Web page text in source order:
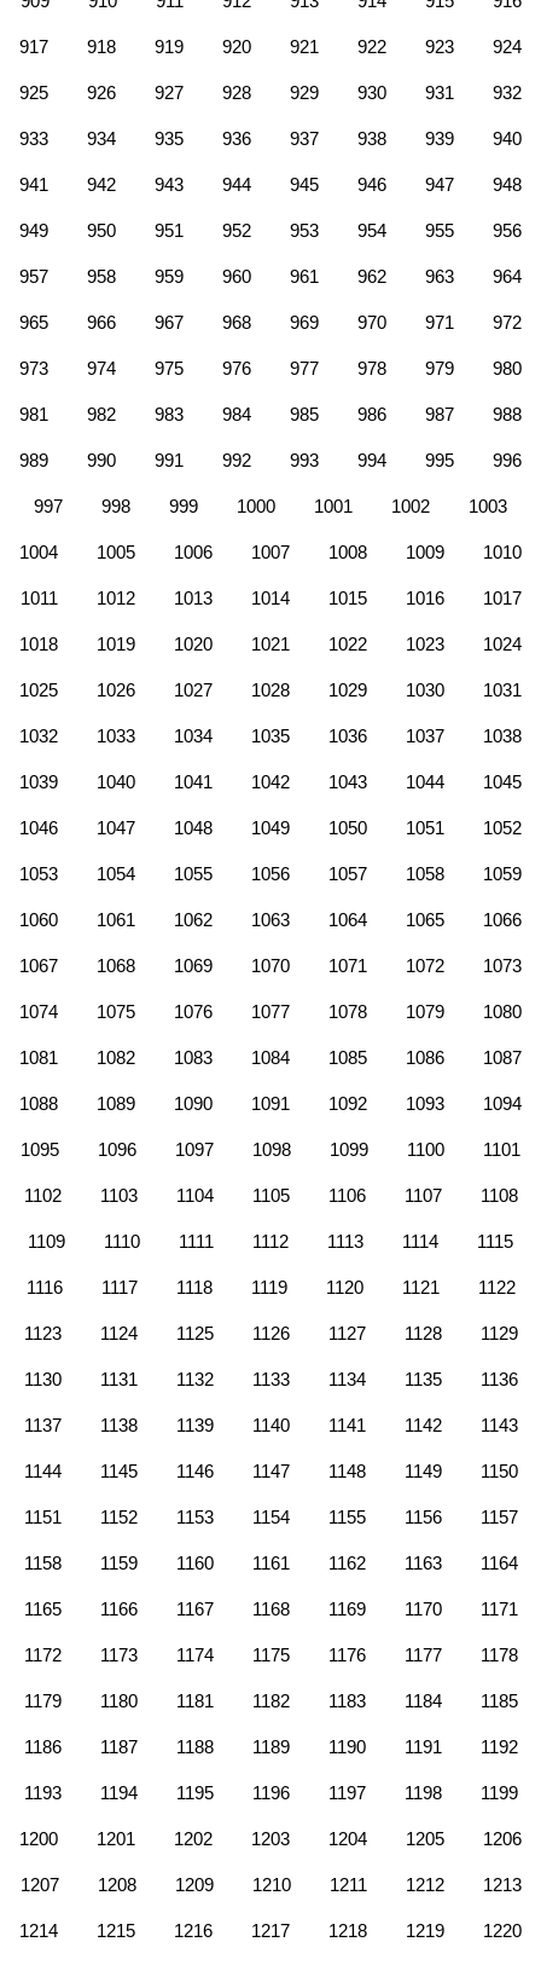
917 918 919 920 921 922 923 924
925 926 927 928 929 930 931 932
933 934 935 936 937 938 939 940
941 942 943 944 945 946 947 948
949 950 951 952 953 954 955 956
957 958 959 960 961 962 963 964
965 966 967 968 969 970 971 972
973 974 975 976 977 978 979 980
981 982 983 984 985 986 987 988
989 990 991 992 993 994 995 996
997 998 999 1000 1001 1002 1003
1004 1005 1006 1007 1008 1009 1010
1011 1012 1013 1014 1015 1016 1017
1018 1019 1020 1021 1022 1023 1024
1025 1026 1027 1028 1029 1030 1031
1032 1033 1034 1035 1036 1037 1038
1039 1040 1041 1042 1043 1044 1045
1046 1047 1048 1049 1050 1051 1052
1053 1054 1055 1056 1057 1058 1059
1060 1061 1062 1063 1064 1065 1066
1067 1068 1069 1070 1071 1072 1073
1074 1075 1076 1077 1078 1079 1080
1081 1082 1083 1084 1085 1086 1087
1088 1089 1090 1091 1092 1093 1094
1095 1096 1097 1098 1099 1100 1101
1102 1103 1104 1105 1106 1107 1108
1109 1110 1111 1112 1113 1114 1115
1116 1117 1118 1119 1120 1121 1122
1123 1124 1125 1126 1127 1128 1129
1130 1131 1132 1133 1134 1135 1136
1137 1138 1139 1140 1141 1142 1143
1144 1145 1146 1147 1148 1149 1150
1151 1152 1153 1154 1155 1156 1157
1158 1159 1160 1161 1162 1163 1164
1165 1166 1167 1168 1169 1170 1171
1172 1173 1174 1175 1176 1177 1178
1179 1180 1181 1182 1183 1184 1185
1186 1187 1188 1189 1190 1191 1192
1193 1194 1195 1196 1197 1198 1199
1200 1201 1202 1203 1204 1205 1206
1207 1208 1209 1210 1211 1212 1213
1214 1215 1216 1217 1218 1219 1220